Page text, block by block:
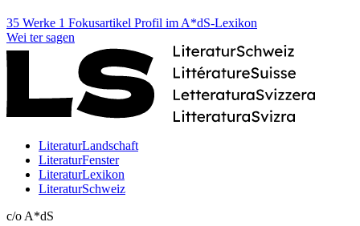
35 Werke 1 Fokusartikel Profil im A*dS-Lexikon
Wei ter sagen
LiteraturLandschaft
LiteraturFenster
LiteraturLexikon
LiteraturSchweiz
c/o A*dS